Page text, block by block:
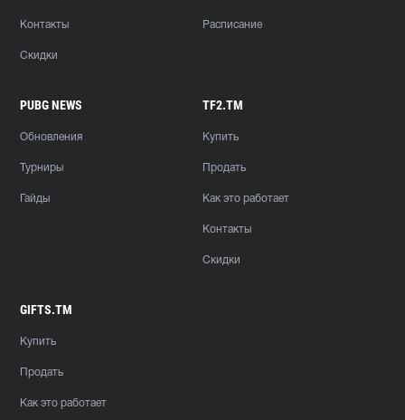
Контакты
Скидки
Расписание
PUBG NEWS
Обновления
Турниры
Гайды
TF2.TM
Купить
Продать
Как это работает
Контакты
Скидки
GIFTS.TM
Купить
Продать
Как это работает